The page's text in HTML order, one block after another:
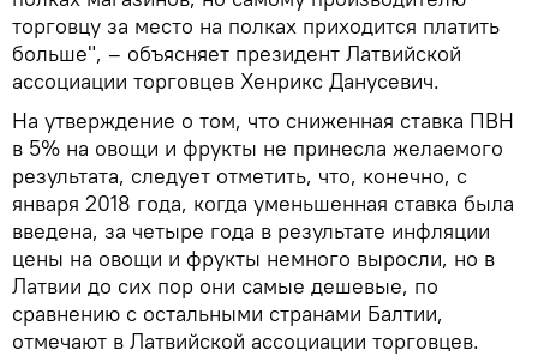
торговцу за место на полках приходится платить
больше", – объясняет президент Латвийской
ассоциации торговцев Хенрикс Данусевич.
На утверждение о том, что сниженная ставка ПВН
в 5% на овощи и фрукты не принесла желаемого
результата, следует отметить, что, конечно, с
января 2018 года, когда уменьшенная ставка была
введена, за четыре года в результате инфляции
цены на овощи и фрукты немного выросли, но в
Латвии до сих пор они самые дешевые, по
сравнению с остальными странами Балтии,
отмечают в Латвийской ассоциации торговцев.